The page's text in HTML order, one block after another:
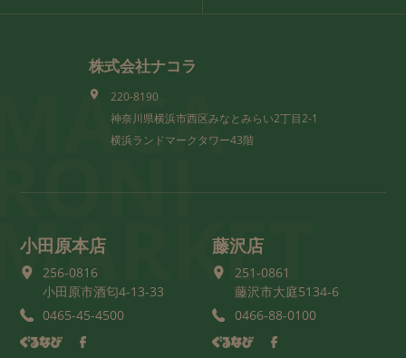
株式会社ナコラ
220-8190
神奈川県横浜市西区みなとみらい2丁目2-1
横浜ランドマークタワー43階
小田原本店
256-0816
小田原市酒匂4-13-33
0465-45-4500
藤沢店
251-0861
藤沢市大庭5134-6
0466-88-0100